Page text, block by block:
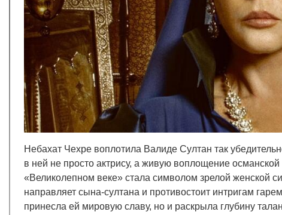
Небахат Чехре воплотила Валиде Султан так
в ней не просто актрису, а живую воплощение
«Великолепном веке» стала символом зрелой женской
направляет сына-султана и противостоит интригам
принесла ей мировую славу, но и раскрыла глубину